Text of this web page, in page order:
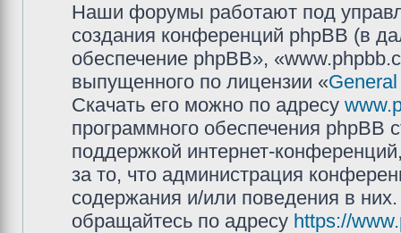
Наши форумы работают под
создания конференций phpBB (в
обеспечение phpBB»,
выпущенного по лицензии «
Скачать его можно по адресу
программного обеспечения phpBB
поддержкой интернет-
за то, что администрация
содержания и/или поведения в
обращайтесь по адресу https://